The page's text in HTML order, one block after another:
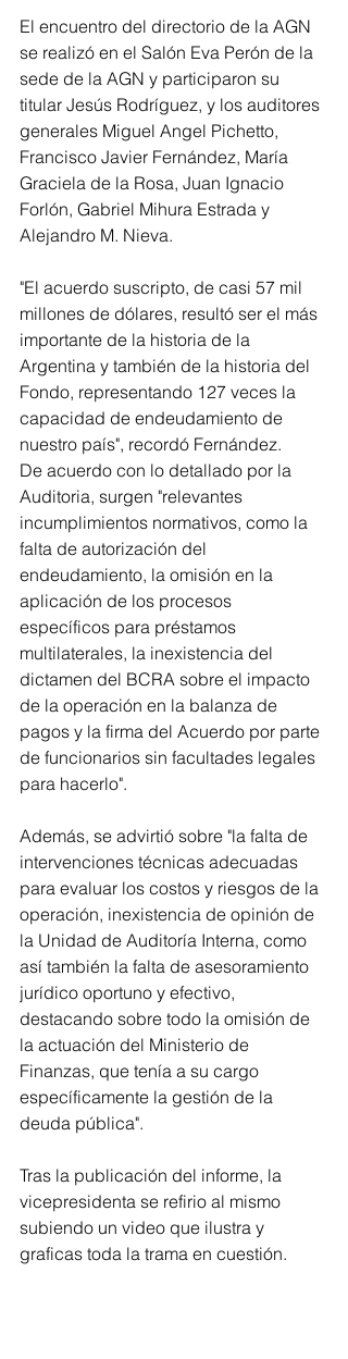
El encuentro del directorio de la AGN
se realizó en el Salón Eva Perón de la
sede de la AGN y participaron su
titular Jesús Rodríguez, y los auditores
generales Miguel Angel Pichetto,
Francisco Javier Fernández, María
Graciela de la Rosa, Juan Ignacio
Forlón, Gabriel Mihura Estrada y
Alejandro M. Nieva.
"El acuerdo suscripto, de casi 57 mil
millones de dólares, resultó ser el más
importante de la historia de la
Argentina y también de la historia del
Fondo, representando 127 veces la
capacidad de endeudamiento de
nuestro país", recordó Fernández.
De acuerdo con lo detallado por la
Auditoria, surgen "relevantes
incumplimientos normativos, como la
falta de autorización del
endeudamiento, la omisión en la
aplicación de los procesos
específicos para préstamos
multilaterales, la inexistencia del
dictamen del BCRA sobre el impacto
de la operación en la balanza de
pagos y la firma del Acuerdo por parte
de funcionarios sin facultades legales
para hacerlo".
Además, se advirtió sobre "la falta de
intervenciones técnicas adecuadas
para evaluar los costos y riesgos de la
operación, inexistencia de opinión de
la Unidad de Auditoría Interna, como
así también la falta de asesoramiento
jurídico oportuno y efectivo,
destacando sobre todo la omisión de
la actuación del Ministerio de
Finanzas, que tenía a su cargo
específicamente la gestión de la
deuda pública".
Tras la publicación del informe, la
vicepresidenta se refirio al mismo
subiendo un video que ilustra y
graficas toda la trama en cuestión.